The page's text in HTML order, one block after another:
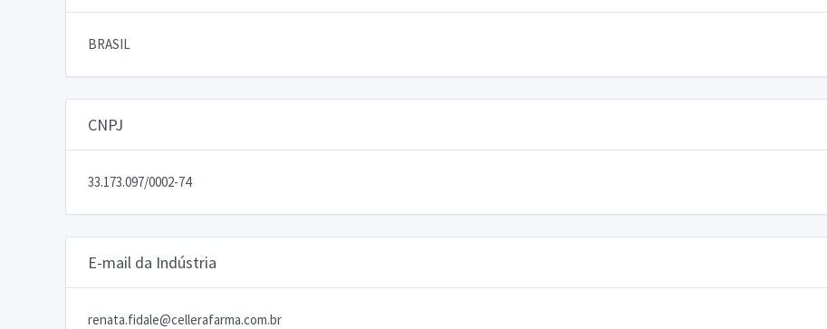
BRASIL
CNPJ
33.173.097/0002-74
E-mail da Indústria
renata.fidale@cellerafarma.com.br